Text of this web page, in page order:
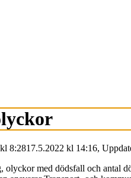
8:2817.5.2022 kl 14:16,
med dödsfall och antal